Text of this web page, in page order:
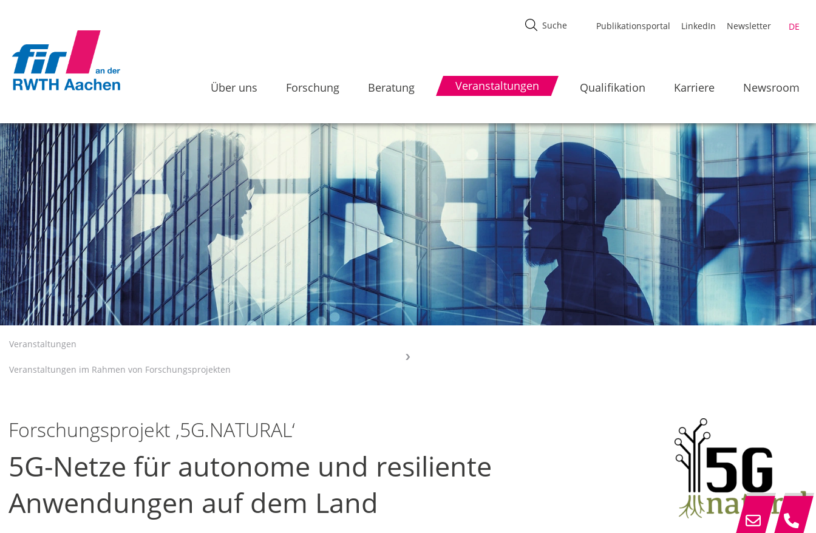
Publikationsportal LinkedIn Newsletter DE
Über uns Forschung Beratung Veranstaltungen Qualifikation Karriere Newsroom
Veranstaltungen
Veranstaltungen im Rahmen von Forschungsprojekten
Forschungsprojekt ‚5G.NATURAL‘
5G-Netze für autonome und resiliente
Anwendungen auf dem Land